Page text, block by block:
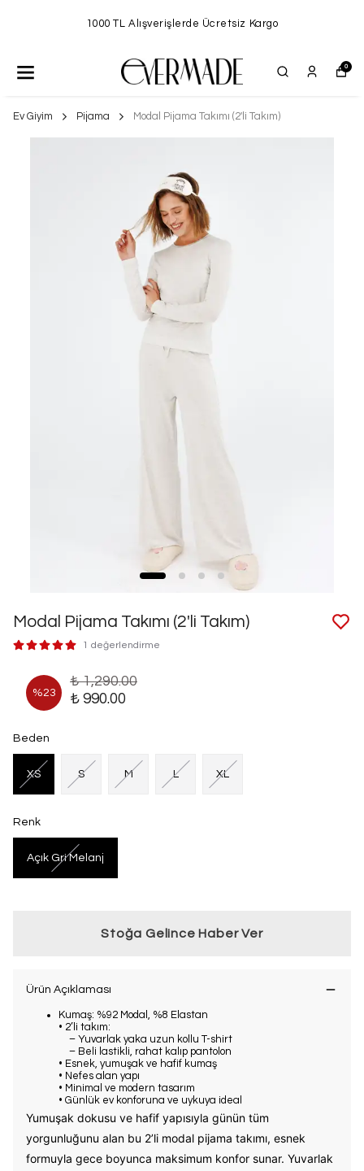
1000 TL Alışverişlerde Ücretsiz Kargo
0
Ev Giyim Pijama Modal Pijama Takımı (2'li Takım)
Modal Pijama Takımı (2'li Takım)
1 değerlendirme
%23
₺ 1,290.00
₺ 990.00
Beden
XS S M L XL
Renk
Açık Gri Melanj
Stoğa Gelince Haber Ver
Ürün Açıklaması
Kumaş: %92 Modal, %8 Elastan
• 2’li takım:
– Yuvarlak yaka uzun kollu T-shirt
– Beli lastikli, rahat kalıp pantolon
• Esnek, yumuşak ve hafif kumaş
• Nefes alan yapı
• Minimal ve modern tasarım
• Günlük ev konforuna ve uykuya ideal
Yumuşak dokusu ve hafif yapısıyla günün tüm
yorgunluğunu alan bu 2’li modal pijama takımı, esnek
formuyla gece boyunca maksimum konfor sunar. Yuvarlak